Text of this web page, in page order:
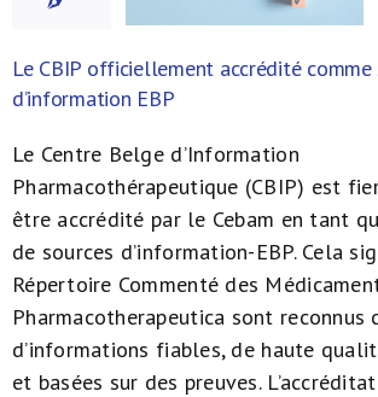
Le CBIP officiellement accrédité comme
d’information EBP
Le Centre Belge d’Information
Pharmacothérapeutique (CBIP) est
être accrédité par le Cebam en tant
de sources d’information-EBP. Cela
Répertoire Commenté des
Pharmacotherapeutica sont reconnus
d’informations fiables, de haute
et basées sur des preuves.